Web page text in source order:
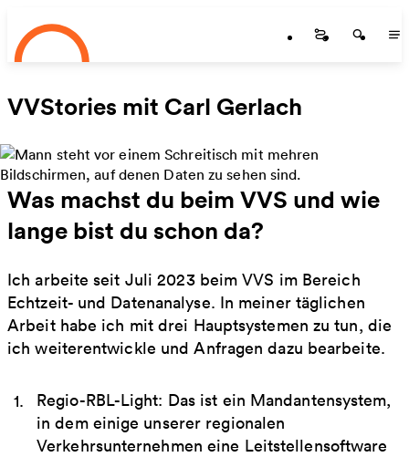
Zum Hauptinhalt springen
Startseite
VVStories mit Carl Gerlach
Was machst du beim VVS und wie
lange bist du schon da?
Ich arbeite seit Juli 2023 beim VVS im Bereich
Echtzeit- und Datenanalyse. In meiner täglichen
Arbeit habe ich mit drei Hauptsystemen zu tun, die
ich weiterentwickle und Anfragen dazu bearbeite.
Regio-RBL-Light: Das ist ein Mandantensystem,
in dem einige unserer regionalen
Verkehrsunternehmen eine Leitstellensoftware